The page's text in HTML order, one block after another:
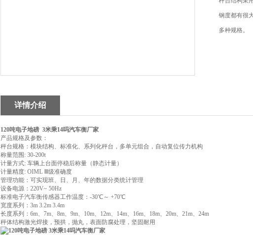
钢度都有很
多种规格。
详情介绍
120吨电子地磅 3米乘14吗汽车衡厂家
产品规格及参数：
秤台规格：模块结构、标准化、系列化秤台，多单元组合，自动复位传力机构
称量范围: 30-200t
计量方式: 车辆上台面停稳后称量（静态计量）
计量精度: OIML Ⅲ级准确度
管理功能：可实现班、日、月、年的数据分类统计管理
设备电源：220V~ 50Hz
标准电子汽车衡传感器工作温度：-30℃～ +70℃
宽度系列：3m 3.2m 3.4m
长度系列：6m、7m、8m、9m、10m、12m、14m、16m、18m、20m、21m、24m
秤体结构激光焊接，预拱，抛丸，表面防腐处理，坚固耐用